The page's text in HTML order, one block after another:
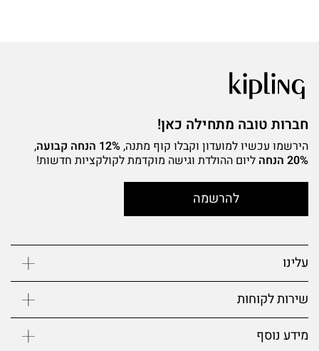
חברות טובה מתחילה כאן!
הירשמו עכשיו למועדון וקבלו קוף מתנה, 12% הנחה קבועה
,
20% הנחה
ליום ההולדת וגישה מוקדמת לקולקציות חדשות!
להרשמה
עלינו
שירות לקוחות
מידע נוסף